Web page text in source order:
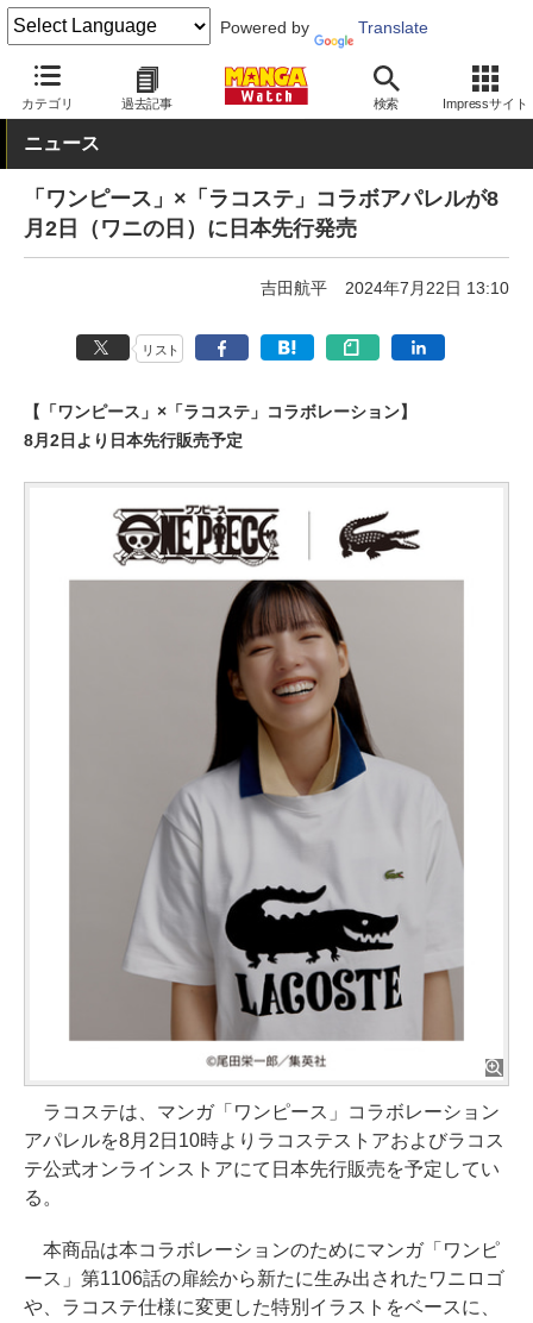
Powered by Translate
カテゴリ 過去記事 検索 Impressサイト
MANGA Watch 少年 ONE PIECE
ニュース
「ワンピース」×「ラコステ」コラボアパレルが8
月2日（ワニの日）に日本先行発売
吉田航平 2024年7月22日 13:10
リスト
【「ワンピース」×「ラコステ」コラボレーション】
8月2日より日本先行販売予定
ラコステは、マンガ「ワンピース」コラボレーション
アパレルを8月2日10時よりラコステストアおよびラコス
テ公式オンラインストアにて日本先行販売を予定してい
る。
本商品は本コラボレーションのためにマンガ「ワンピ
ース」第1106話の扉絵から新たに生み出されたワニロゴ
や、ラコステ仕様に変更した特別イラストをベースに、